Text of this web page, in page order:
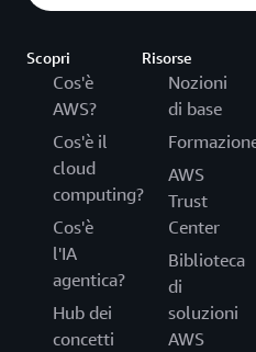
Scopri
Cos'è
AWS?
Cos'è il
cloud
computing?
Cos'è
l'IA
agentica?
Hub dei
concetti
Risorse
Nozioni
di base
AWS
Trust
Center
Biblioteca
di
soluzioni
AWS